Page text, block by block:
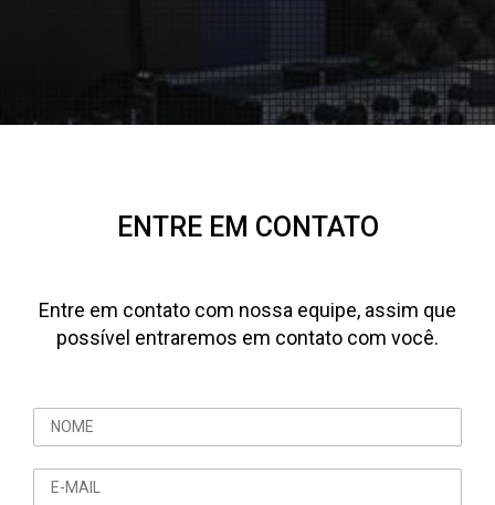
ENTRE EM CONTATO
Entre em contato com nossa equipe, assim que
possível entraremos em contato com você.